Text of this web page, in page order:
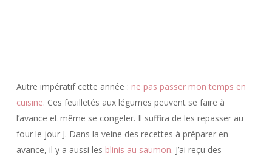
Autre impératif cette année : ne pas passer mon temps en
cuisine. Ces feuilletés aux légumes peuvent se faire à
l’avance et même se congeler. Il suffira de les repasser au
four le jour J. Dans la veine des recettes à préparer en
avance, il y a aussi les blinis au saumon. J’ai reçu des